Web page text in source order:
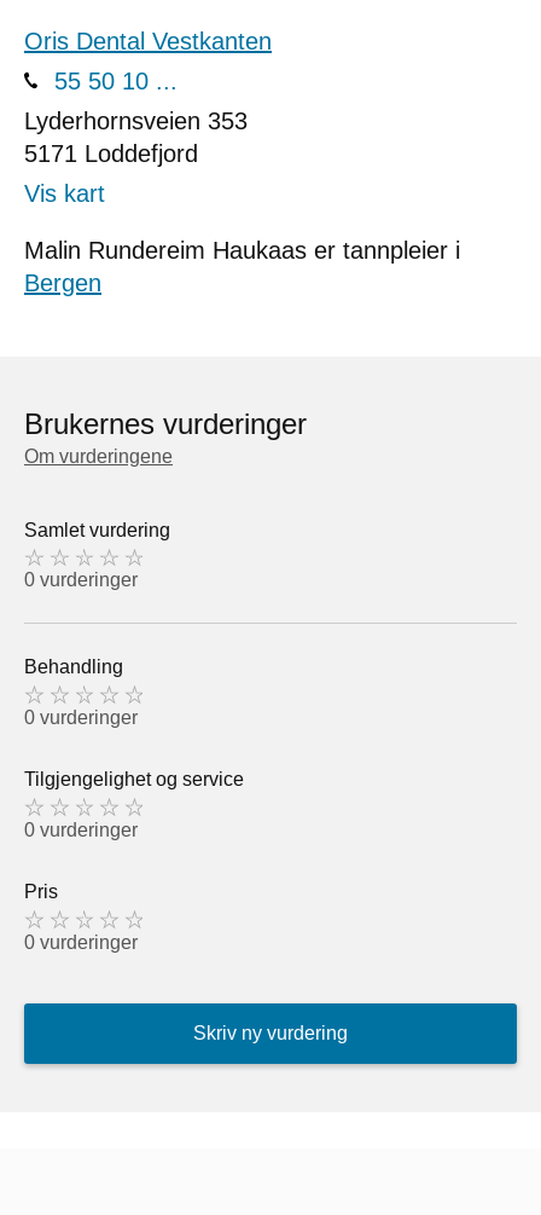
Oris Dental Vestkanten
55 50 10 ...
Lyderhornsveien 353
5171 Loddefjord
Vis kart
Malin Rundereim Haukaas er tannpleier i
Bergen
Brukernes vurderinger
Om vurderingene
Samlet vurdering
0 vurderinger
Behandling
0 vurderinger
Tilgjengelighet og service
0 vurderinger
Pris
0 vurderinger
Skriv ny vurdering